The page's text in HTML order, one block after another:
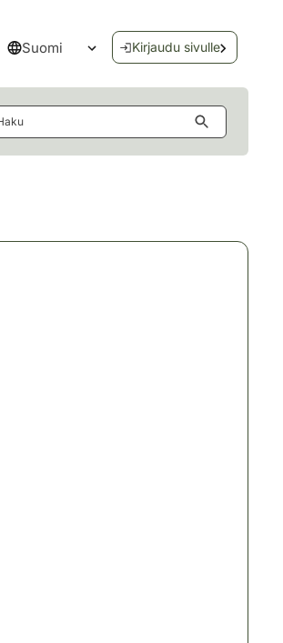
Suomi
Avaa kielivalikko
Kirjaudu sivulle